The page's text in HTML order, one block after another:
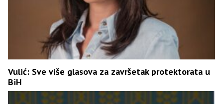
Vulić: Sve više glasova za završetak protektorata u
BiH